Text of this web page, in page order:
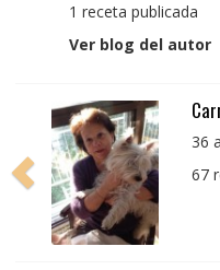
1 receta publicada
Ver blog del autor
Cruz